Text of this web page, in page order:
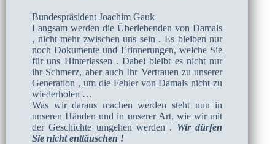
Bundespräsident Joachim Gauk
Langsam werden die Überlebenden von Damals
, nicht mehr zwischen uns sein . Es bleiben nur
noch Dokumente und Erinnerungen, welche Sie
für uns Hinterlassen . Dabei bleibt es nicht nur
ihr Schmerz, aber auch Ihr Vertrauen zu unserer
Generation , um die Fehler von Damals nicht zu
wiederholen …
Was wir daraus machen werden steht nun in
unseren Händen und in unserer Art, wie wir mit
der Geschichte umgehen werden . Wir dürfen
Sie nicht enttäuschen !